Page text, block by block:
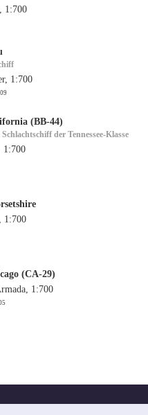
1:700
1:700
(BB-44)
Schlachtschiff der Tennessee-Klasse
1:700
(CA-29)
1:700